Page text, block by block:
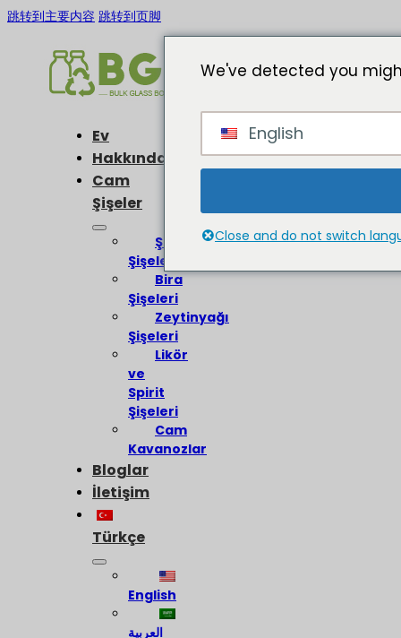
跳转到主要内容 跳转到页脚
Ev
Hakkında
Cam
Şişeler
Şarap
Şişeleri
Bira
Şişeleri
Zeytinyağı
Şişeleri
Likör
ve
Spirit
Şişeleri
Cam
Kavanozlar
Bloglar
İletişim
Türkçe
English
العربية
We've detected you
English
Close and do not switch